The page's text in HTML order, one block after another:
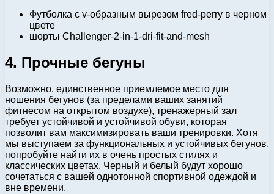
Футболка с v-образным вырезом fred-perry в черном
цвете
шорты Challenger-2-in-1-dri-fit-and-mesh
4. Прочные бегуны
Возможно, единственное приемлемое место для
ношения бегунов (за пределами ваших занятий
фитнесом на открытом воздухе), тренажерный зал
требует устойчивой и устойчивой обуви, которая
позволит вам максимизировать ваши тренировки. Хотя
мы выступаем за функциональных и устойчивых бегунов,
попробуйте найти их в очень простых стилях и
классических цветах. Черный и белый будут хорошо
сочетаться с вашей однотонной спортивной одеждой и
вне времени.